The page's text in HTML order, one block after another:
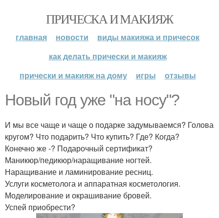
ПРИЧЕСКА И МАКИЯЖ
главная новости
виды макияжа и причесок
как делать прически и макияж
прически и макияж на дому
игры отзывы
Новый год уже "на носу"?
И мы все чаще и чаще о подарке задумываемся? Голова
кругом? Что подарить? Что купить? Где? Когда?
Конечно же -? Подарочный сертификат?
Маникюр/педикюр/наращивание ногтей.
Наращивание и ламинирование ресниц.
Услуги косметолога и аппаратная косметология.
Моделирование и окрашивание бровей.
Успей приобрести?